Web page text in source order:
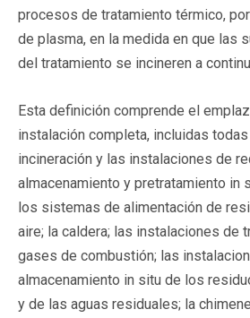
procesos de tratamiento térmico,
de plasma, en la medida en que las
del tratamiento se incineren a
Esta definición comprende el
instalación completa, incluidas
incineración y las instalaciones de
almacenamiento y pretratamiento in
los sistemas de alimentación de
aire; la caldera; las instalaciones de
gases de combustión; las
almacenamiento in situ de los
y de las aguas residuales; la